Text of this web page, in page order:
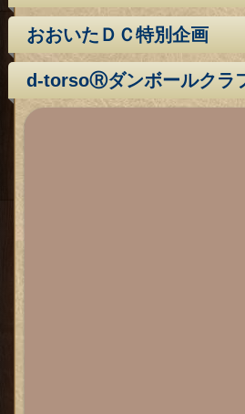
おおいたＤＣ特別企画
d-torsoⓇダンボールクラ